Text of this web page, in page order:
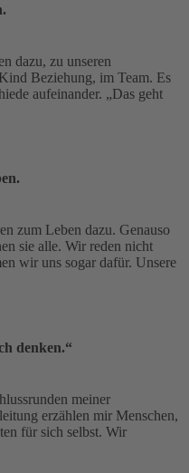
dazu, zu unseren
Beziehung, im Team. Es
aufeinander. „Das geht
zum Leben dazu. Genauso
sie alle. Wir reden nicht
wir uns sogar dafür. Unsere
denken.“
meiner
erzählen mir Menschen,
für sich selbst. Wir